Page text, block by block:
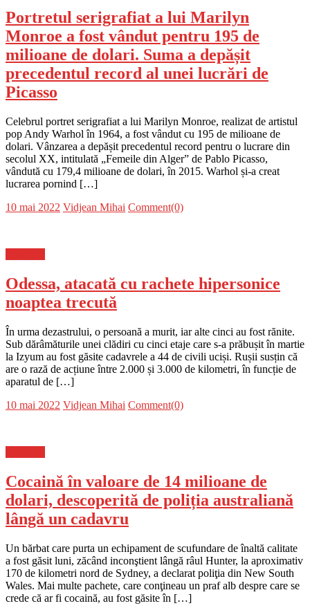
Portretul serigrafiat a lui Marilyn
Monroe a fost vândut pentru 195 de
milioane de dolari. Suma a depășit
precedentul record al unei lucrări de
Picasso
Celebrul portret serigrafiat a lui Marilyn Monroe, realizat de artistul
pop Andy Warhol în 1964, a fost vândut cu 195 de milioane de
dolari. Vânzarea a depășit precedentul record pentru o lucrare din
secolul XX, intitulată „Femeile din Alger” de Pablo Picasso,
vândută cu 179,4 milioane de dolari, în 2015. Warhol și-a creat
lucrarea pornind […]
Posted
10 mai 2022 Author
Vidjean Mihai Comment(0)
Odessa, atacată cu rachete hipersonice
noaptea trecută
În urma dezastrului, o persoană a murit, iar alte cinci au fost rănite.
Sub dărâmăturile unei clădiri cu cinci etaje care s-a prăbușit în martie
la Izyum au fost găsite cadavrele a 44 de civili uciși. Rușii susțin că
are o rază de acțiune între 2.000 și 3.000 de kilometri, în funcție de
aparatul de […]
Posted
10 mai 2022 Author
Vidjean Mihai Comment(0)
Cocaină în valoare de 14 milioane de
dolari, descoperită de poliția australiană
lângă un cadavru
Un bărbat care purta un echipament de scufundare de înaltă calitate
a fost găsit luni, zăcând inconştient lângă râul Hunter, la aproximativ
170 de kilometri nord de Sydney, a declarat poliţia din New South
Wales. Mai multe pachete, care conţineau un praf alb despre care se
crede că ar fi cocaină, au fost găsite în […]